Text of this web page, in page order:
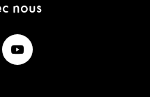
nous